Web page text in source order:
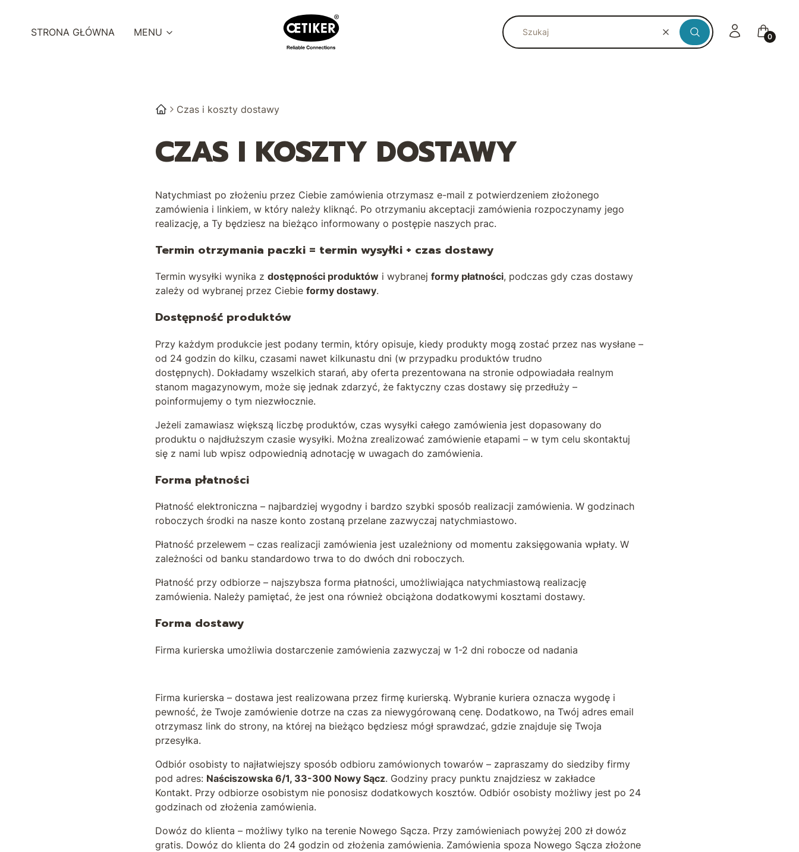
STRONA GŁÓWNA MENU WyczyśćSzukaj
Zaloguj sięKoszyk
Czas i koszty dostawy
CZAS I KOSZTY DOSTAWY
Natychmiast po złożeniu przez Ciebie zamówienia otrzymasz e-mail z potwierdzeniem złożonego
zamówienia i linkiem, w który należy kliknąć. Po otrzymaniu akceptacji zamówienia rozpoczynamy jego
realizację, a Ty będziesz na bieżąco informowany o postępie naszych prac.
Termin otrzymania paczki = termin wysyłki + czas dostawy
Termin wysyłki wynika zdostępności produktów i wybranejformy płatności, podczas gdy czas dostawy
zależy od wybranej przez Ciebieformy dostawy.
Dostępność produktów
Przy każdym produkcie jest podany termin, który opisuje, kiedy produkty mogą zostać przez nas wysłane –
od 24 godzin do kilku, czasami nawet kilkunastu dni (w przypadku produktów trudno
dostępnych). Dokładamy wszelkich starań, aby oferta prezentowana na stronie odpowiadała realnym
stanom magazynowym, może się jednak zdarzyć, że faktyczny czas dostawy się przedłuży –
poinformujemy o tym niezwłocznie.
Jeżeli zamawiasz większą liczbę produktów, czas wysyłki całego zamówienia jest dopasowany do
produktu o najdłuższym czasie wysyłki. Można zrealizować zamówienie etapami – w tym celu skontaktuj
się z nami lub wpisz odpowiednią adnotację w uwagach do zamówienia.
Forma płatności
Płatność elektroniczna – najbardziej wygodny i bardzo szybki sposób realizacji zamówienia. W godzinach
roboczych środki na nasze konto zostaną przelane zazwyczaj natychmiastowo.
Płatność przelewem – czas realizacji zamówienia jest uzależniony od momentu zaksięgowania wpłaty. W
zależności od banku standardowo trwa to do dwóch dni roboczych.
Płatność przy odbiorze – najszybsza forma płatności, umożliwiająca natychmiastową realizację
zamówienia. Należy pamiętać, że jest ona również obciążona dodatkowymi kosztami dostawy.
Forma dostawy
Firma kurierska umożliwia dostarczenie zamówienia zazwyczaj w 1-2 dni robocze od nadania
Firma kurierska – dostawa jest realizowana przez firmę kurierską. Wybranie kuriera oznacza wygodę i
pewność, że Twoje zamówienie dotrze na czas za niewygórowaną cenę. Dodatkowo, na Twój adres email
otrzymasz link do strony, na której na bieżąco będziesz mógł sprawdzać, gdzie znajduje się Twoja
przesyłka.
Odbiór osobisty ­to najłatwiejszy sposób odbioru zamówionych towarów – zapraszamy do siedziby firmy
pod adres: Naściszowska 6/1, 33-300 Nowy Sącz. Godziny pracy punktu znajdziesz w zakładce
Kontakt. Przy odbiorze osobistym nie ponosisz dodatkowych kosztów. Odbiór osobisty możliwy jest po 24
godzinach od złożenia zamówienia.
Dowóz do klienta – możliwy tylko na terenie Nowego Sącza. Przy zamówieniach powyżej 200 zł dowóz
gratis. Dowóz do klienta do 24 godzin od złożenia zamówienia. Zamówienia spoza Nowego Sącza złożone